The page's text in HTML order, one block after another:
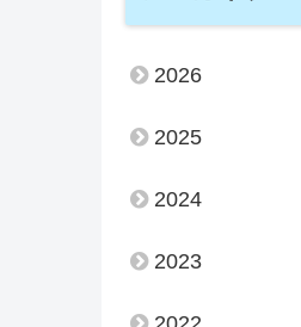
2026
2025
2024
2023